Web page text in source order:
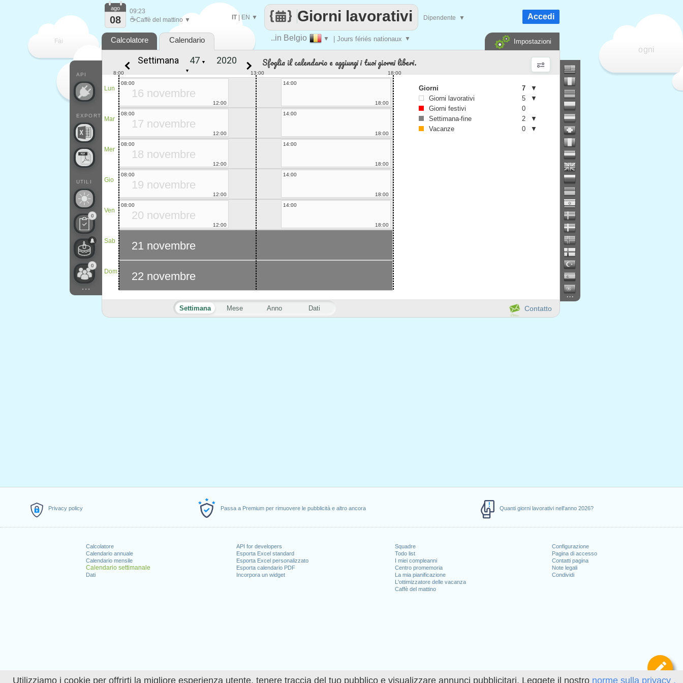
Utilizziamo i cookie per offrirti la migliore esperienza utente, tenere traccia del tuo pubblico e visualizzare annunci pubblicitari. Leggete il nostro norme sulla privacy .
Privacy policy Passa a Premium per rimuovere le pubblicità e altro ancora Quanti giorni lavorativi nell'anno 2026?
Calcolatore
Calendario annuale
Calendario mensile
Calendario settimanale
Dati
API for developers
Esporta Excel standard
Esporta Excel personalizzato
Esporta calendario PDF
Incorpora un widget
Squadre
Todo list
I miei compleanni
Centro promemoria
La mia pianificazione
L'ottimizzatore delle vacanza
Caffè del mattino
Configurazione
Pagina di accesso
Contatti pagina
Note legali
Condividi
Fai
contare
ogni
..in Belgio ▼ | Jours fériés nationaux ▼
Giorni lavorativi
IT|EN ▼ Dipendente ▼
API
EXPORT
UTILI
0
0
...
ago
08
09:23
☕Caffè del mattino ▼ Accedi
Calcolatore Calendario Impostazioni
...
Contatto
Settimana Mese Anno Dati
Settimana
▼
▼
Sfoglia il calendario e aggiungi i tuoi giorni liberi.
Lun
Mar
Mer
Gio
Ven
Sab
Dom
13:00
8:00 18:00
16 novembre
08:00
12:00
14:00
18:00
17 novembre
08:00
12:00
14:00
18:00
18 novembre
08:00
12:00
14:00
18:00
19 novembre
08:00
12:00
14:00
18:00
20 novembre
08:00
12:00
14:00
18:00
21 novembre
22 novembre
Giorni 7
▼
Giorni lavorativi
5
▼
Giorni festivi
0
Settimana-fine
2
▼
Vacanze
0 ▼